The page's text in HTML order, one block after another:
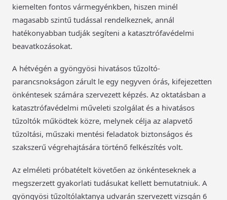
kiemelten fontos vármegyénkben, hiszen minél
magasabb szintű tudással rendelkeznek, annál
hatékonyabban tudják segíteni a katasztrófavédelmi
beavatkozásokat.
A hétvégén a gyöngyösi hivatásos tűzoltó-
parancsnokságon zárult le egy negyven órás, kifejezetten
önkéntesek számára szervezett képzés. Az oktatásban a
katasztrófavédelmi műveleti szolgálat és a hivatásos
tűzoltók működtek közre, melynek célja az alapvető
tűzoltási, műszaki mentési feladatok biztonságos és
szakszerű végrehajtására történő felkészítés volt.
Az elméleti próbatételt követően az önkénteseknek a
megszerzett gyakorlati tudásukat kellett bemutatniuk. A
gyöngyösi tűzoltólaktanya udvarán szervezett vizsgán 6